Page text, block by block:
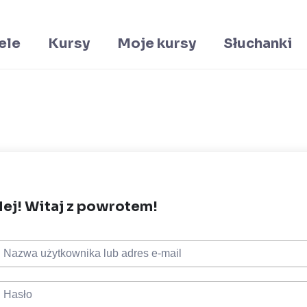
Kursy Moje kursy Słuchanki
Witaj z powrotem!